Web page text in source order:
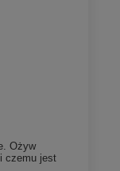
Ożyw
czemu jest